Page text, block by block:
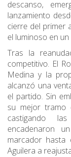
descanso,
lanzamiento
cierre del primer
el luminoso en
Tras la
competitivo. El
Medina y la
alcanzó una
el partido. Sin
su mejor tramo
castigando
encadenaron
marcador
Aguilera a